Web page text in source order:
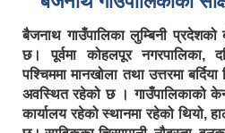
बैजनाथ गाउँपालिका लुम्बिनी
छ। पूर्वमा कोहलपूर नगरपालिका,
पश्चिममा मानखोला तथा उत्तरमा
अवस्थित रहेको छ । गाउँपालिकाको
कार्यालय रहेको स्थानमा रहेको थियो,